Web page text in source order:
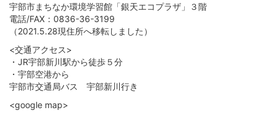
宇部市まちなか環境学習館「銀天エコプラザ」３階
電話/FAX：0836-36-3199
（2021.5.28現住所へ移転しました）
<交通アクセス>
・JR宇部新川駅から徒歩５分
・宇部空港から
宇部市交通局バス 宇部新川行き
<google map>